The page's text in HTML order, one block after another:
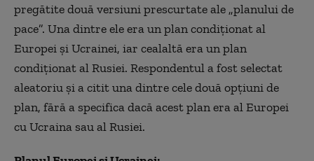
pregătite două versiuni prescurtate ale „planului de
pace”. Una dintre ele era un plan condiționat al
Europei și Ucrainei, iar cealaltă era un plan
condiționat al Rusiei. Respondentul a fost selectat
aleatoriu și a citit una dintre cele două opțiuni de
plan, fără a specifica dacă acest plan eraalEuropei
cu Ucraina saualRusiei.